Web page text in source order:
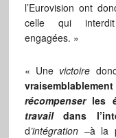
l’Eurovision ont
celle qui interdit
engagées. »
« Une victoire
récompenserles
travaildans
d’intégration–à la